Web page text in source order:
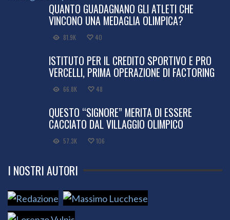
QUANTO GUADAGNANO GLI ATLETI CHE
VINCONO UNA MEDAGLIA OLIMPICA?
81.9K 40
ISTITUTO PER IL CREDITO SPORTIVO E PRO
VERCELLI, PRIMA OPERAZIONE DI FACTORING
66.8K 48
QUESTO “SIGNORE” MERITA DI ESSERE
CACCIATO DAL VILLAGGIO OLIMPICO
57.3K 106
I NOSTRI AUTORI